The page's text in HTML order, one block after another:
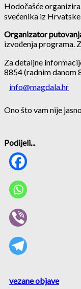
Hodočašće
svećenika iz
Organizator
izvođenja programa.
Za detaljne
8854 (radnim danom
info@magdala.hr
Ono što vam nije
Podijeli...
vezane objave